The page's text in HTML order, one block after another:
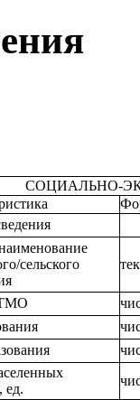
СОЦИАЛЬНО-
сельского
ед.